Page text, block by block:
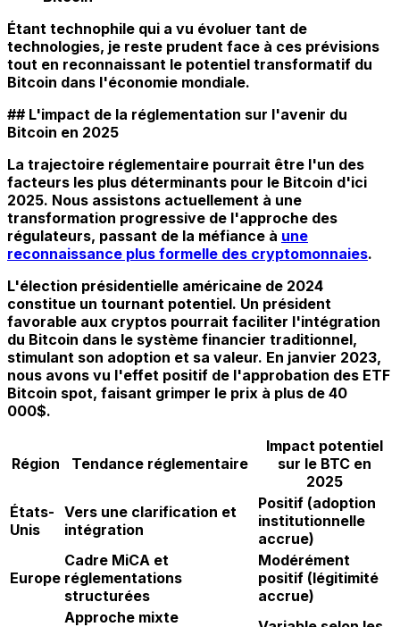
Étant technophile qui a vu évoluer tant de
technologies, je reste prudent face à ces prévisions
tout en reconnaissant le potentiel transformatif du
Bitcoin dans l'économie mondiale.
## L'impact de la réglementation sur l'avenir du
Bitcoin en 2025
La trajectoire réglementaire pourrait être l'un des
facteurs les plus déterminants pour le Bitcoin d'ici
2025. Nous assistons actuellement à une
transformation progressive de l'approche des
régulateurs, passant de la méfiance à une
reconnaissance plus formelle des cryptomonnaies.
L'élection présidentielle américaine de 2024
constitue un tournant potentiel. Un président
favorable aux cryptos pourrait faciliter l'intégration
du Bitcoin dans le système financier traditionnel,
stimulant son adoption et sa valeur. En janvier 2023,
nous avons vu l'effet positif de l'approbation des ETF
Bitcoin spot, faisant grimper le prix à plus de 40
000$.
Région Tendance réglementaire
Impact potentiel
sur le BTC en
2025
États-
Unis
Vers une clarification et
intégration
Positif (adoption
institutionnelle
accrue)
Europe
Cadre MiCA et
réglementations
structurées
Modérément
positif (légitimité
accrue)
Approche mixte